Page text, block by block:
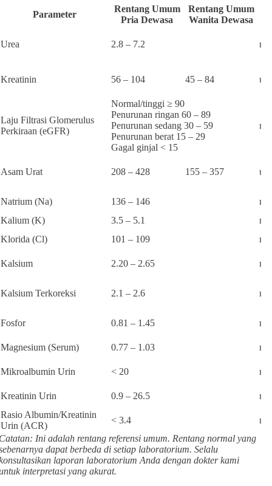
Parameter
Rentang Umum
Pria Dewasa
Rentang Umum
Wanita Dewasa
Urea 2.8 – 7.2
Kreatinin 56 – 104 45 – 84
Laju Filtrasi Glomerulus
Perkiraan (eGFR)
Normal/tinggi ≥ 90
Penurunan ringan 60 – 89
Penurunan sedang 30 – 59
Penurunan berat 15 – 29
Gagal ginjal < 15
Asam Urat 208 – 428 155 – 357
Natrium (Na) 136 – 146
Kalium (K)
3.5 – 5.1
Klorida (Cl)
101 – 109
Kalsium 2.20 – 2.65
Kalsium Terkoreksi 2.1 – 2.6
Fosfor 0.81 – 1.45
Magnesium (Serum) 0.77 – 1.03
Mikroalbumin Urin < 20
Kreatinin Urin 0.9 – 26.5
Rasio Albumin/Kreatinin
Urin (ACR)
< 3.4
Ini adalah rentang referensi umum. Rentang normal yang
dapat berbeda di setiap laboratorium. Selalu
laporan laboratorium Anda dengan dokter kami
interpretasi yang akurat.